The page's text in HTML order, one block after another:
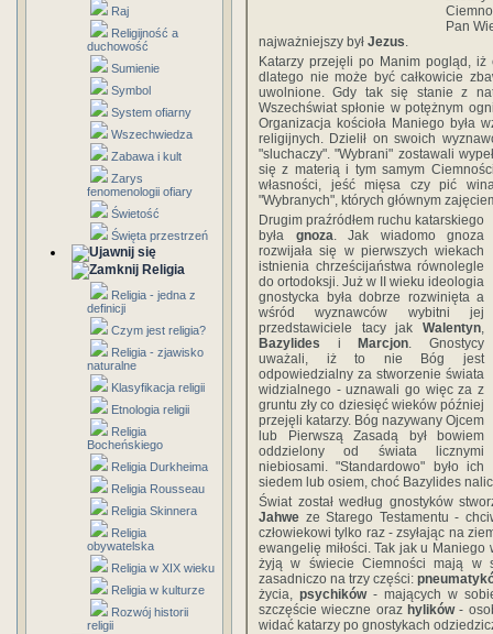
Raj
Religijność a
duchowość
Sumienie
Symbol
System ofiarny
Wszechwiedza
Zabawa i kult
Zarys
fenomenologii ofiary
Świetość
Święta przestrzeń
Religia
Religia - jedna z
definicji
Czym jest religia?
Religia - zjawisko
naturalne
Klasyfikacja religii
Etnologia religii
Religia
Bocheńskiego
Religia Durkheima
Religia Rousseau
Religia Skinnera
Religia
obywatelska
Religia w XIX wieku
Religia w kulturze
Rozwój historii
religii
Pan
najważniejszy był Jezus.
Katarzy przejęli po Manim pogląd, iż
dlatego nie może być całkowicie
uwolnione. Gdy tak się stanie z
Wszechświat spłonie w potężnym
Organizacja kościoła Maniego była
religijnych. Dzielił on swoich
"sluchaczy". "Wybrani" zostawali
się z materią i tym samym
własności, jeść mięsa czy pić
"Wybranych", których głównym
Drugim praźródłem ruchu katarskiego
była gnoza. Jak wiadomo gnoza
rozwijała się w pierwszych wiekach
istnienia chrześcijaństwa równolegle
do ortodoksji. Już w II wieku ideologia
gnostycka była dobrze rozwinięta a
wśród wyznawców wybitni jej
przedstawiciele tacy jak Walentyn,
Bazylides iMarcjon. Gnostycy
uważali, iż to nie Bóg jest
odpowiedzialny za stworzenie świata
widzialnego - uznawali go więc za z
gruntu zły co dziesięć wieków później
przejęli katarzy. Bóg nazywany Ojcem
lub Pierwszą Zasadą był bowiem
oddzielony od świata licznymi
niebiosami. "Standardowo" było ich
siedem lub osiem, choć Bazylides
Świat został według gnostyków
Jahwe ze Starego Testamentu -
człowiekowi tylko raz - zsyłając na
ewangelię miłości. Tak jak u
żyją w świecie Ciemności mają w
zasadniczo na trzy części:
życia, psychików- mających w
szczęście wieczne oraz hylików-
widać katarzy po gnostykach